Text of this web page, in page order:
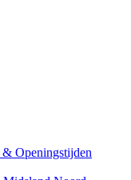
& Openingstijden